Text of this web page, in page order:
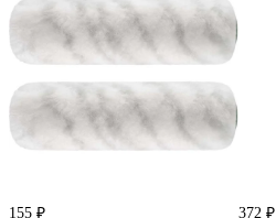
155 ₽ 372 ₽